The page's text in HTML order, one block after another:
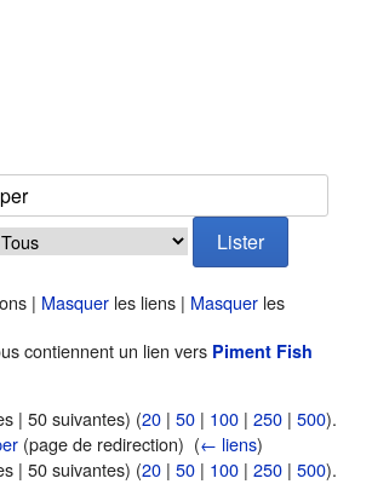
| Masquer les liens | Masquer les
contiennent un lien vers Piment Fish
| 50 suivantes) (20 | 50 | 100 | 250 | 500).
(page de redirection) ‎ (← liens)
| 50 suivantes) (20 | 50 | 100 | 250 | 500).